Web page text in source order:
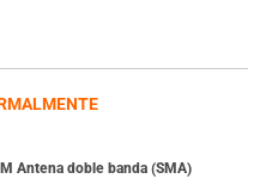
Antena doble banda (SMA)